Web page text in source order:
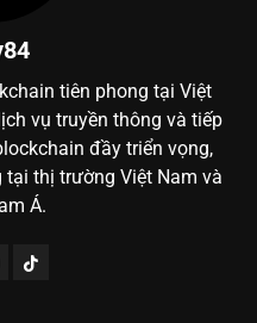
tiên phong tại Việt
vụ truyền thông và tiếp
đầy triển vọng,
thị trường Việt Nam và
Á.